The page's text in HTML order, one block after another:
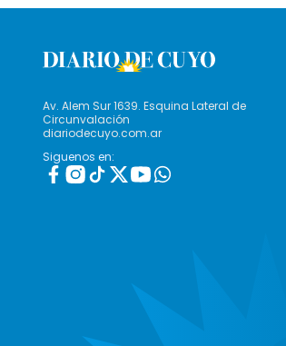
Av. Alem Sur 1639. Esquina Lateral de
Circunvalación
diariodecuyo.com.ar
Siguenos en: